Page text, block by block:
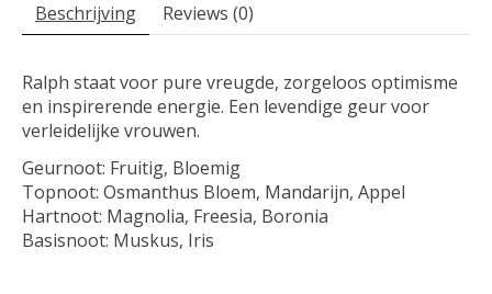
Beschrijving Reviews (0)
Ralph staat voor pure vreugde, zorgeloos optimisme
en inspirerende energie. Een levendige geur voor
verleidelijke vrouwen.
Geurnoot: Fruitig, Bloemig
Topnoot: Osmanthus Bloem, Mandarijn, Appel
Hartnoot: Magnolia, Freesia, Boronia
Basisnoot: Muskus, Iris